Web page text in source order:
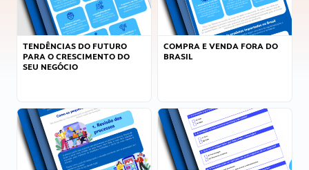
TENDÊNCIAS DO FUTURO
PARA O CRESCIMENTO DO
SEU NEGÓCIO
COMPRA E VENDA FORA DO
BRASIL